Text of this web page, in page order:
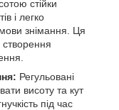
стійки
і легко
знімання. Ця
створення
Регульовані
висоту та кут
під час